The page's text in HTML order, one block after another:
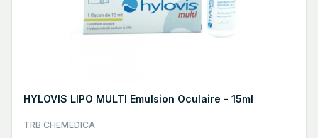
HYLOVIS LIPO MULTI Emulsion Oculaire - 15ml
TRB CHEMEDICA